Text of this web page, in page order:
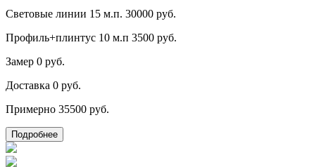
Световые линии 15 м.п. 30000 руб.
Профиль+плинтус 10 м.п 3500 руб.
Замер 0 руб.
Доставка 0 руб.
Примерно 35500 руб.
Подробнее